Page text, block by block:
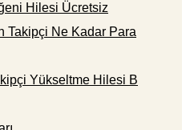
Hilesi Ücretsiz
Takipçi Ne Kadar Para
Yükseltme Hilesi B